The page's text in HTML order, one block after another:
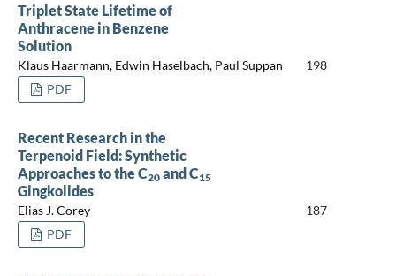
Triplet State Lifetime of
Anthracene in Benzene
Solution
Klaus Haarmann, Edwin Haselbach, Paul Suppan
198
PDF
Recent Research in the
Terpenoid Field: Synthetic
Approaches to the C20and C15
Gingkolides
Elias J. Corey
187
PDF